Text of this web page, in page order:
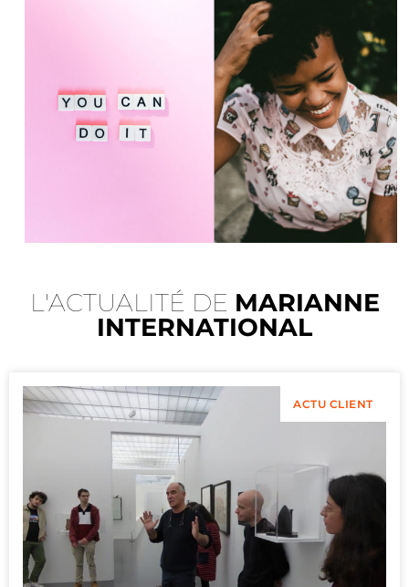
L'ACTUALITÉ DE MARIANNE
INTERNATIONAL
ACTU CLIENT